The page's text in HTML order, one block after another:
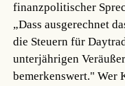
finanzpolitischer
„Dass ausgerechnet
die Steuern für
unterjährigen
bemerkenswert." Wer